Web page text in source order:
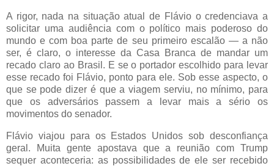
A rigor, nada na situação atual de Flávio o credenciava a
solicitar uma audiência com o político mais poderoso do
mundo e com boa parte de seu primeiro escalão — a não
ser, é claro, o interesse da Casa Branca de mandar um
recado claro ao Brasil. E se o portador escolhido para levar
esse recado foi Flávio, ponto para ele. Sob esse aspecto, o
que se pode dizer é que a viagem serviu, no mínimo, para
que os adversários passem a levar mais a sério os
movimentos do senador.
Flávio viajou para os Estados Unidos sob desconfiança
geral. Muita gente apostava que a reunião com Trump
sequer aconteceria: as possibilidades de ele ser recebido